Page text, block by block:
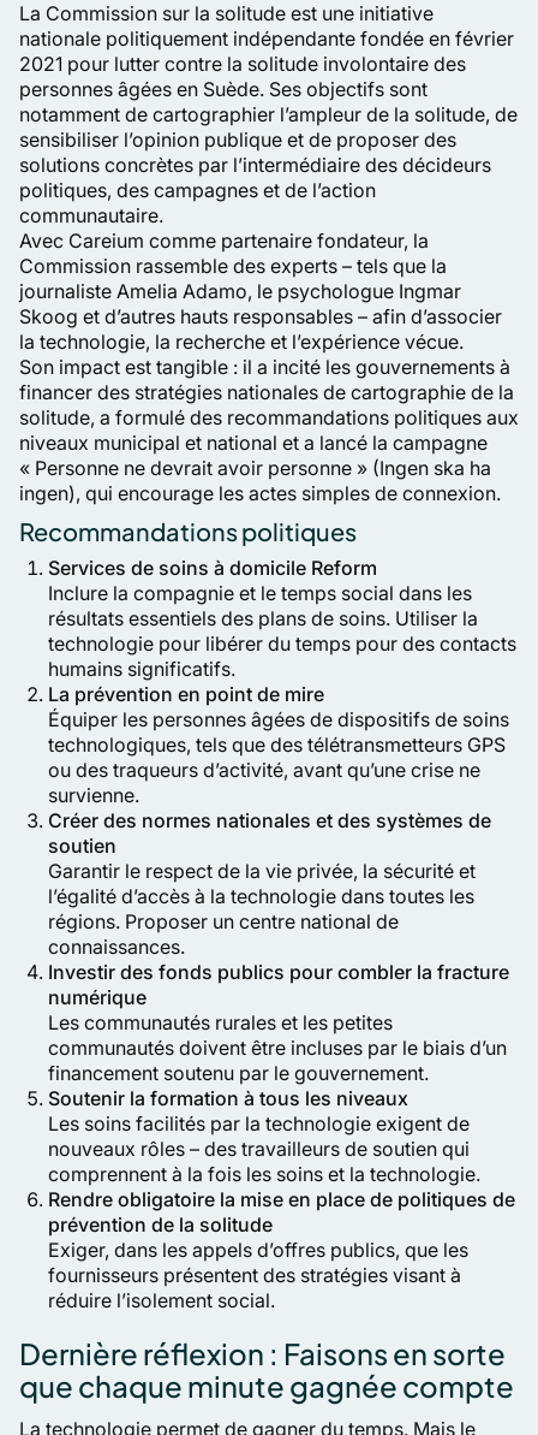
La Commission sur la solitude est une initiative
nationale politiquement indépendante fondée en février
2021 pour lutter contre la solitude involontaire des
personnes âgées en Suède. Ses objectifs sont
notamment de cartographier l’ampleur de la solitude, de
sensibiliser l’opinion publique et de proposer des
solutions concrètes par l’intermédiaire des décideurs
politiques, des campagnes et de l’action
communautaire.
Avec Careium comme partenaire fondateur, la
Commission rassemble des experts – tels que la
journaliste Amelia Adamo, le psychologue Ingmar
Skoog et d’autres hauts responsables – afin d’associer
la technologie, la recherche et l’expérience vécue.
Son impact est tangible : il a incité les gouvernements à
financer des stratégies nationales de cartographie de la
solitude, a formulé des recommandations politiques aux
niveaux municipal et national et a lancé la campagne
« Personne ne devrait avoir personne » (Ingen ska ha
ingen), qui encourage les actes simples de connexion.
Recommandations politiques
Services de soins à domicile Reform
Inclure la compagnie et le temps social dans les
résultats essentiels des plans de soins. Utiliser la
technologie pour libérer du temps pour des contacts
humains significatifs.
La prévention en point de mire
Équiper les personnes âgées de dispositifs de soins
technologiques, tels que des télétransmetteurs GPS
ou des traqueurs d’activité, avant qu’une crise ne
survienne.
Créer des normes nationales et des systèmes de
soutien
Garantir le respect de la vie privée, la sécurité et
l’égalité d’accès à la technologie dans toutes les
régions. Proposer un centre national de
connaissances.
Investir des fonds publics pour combler la fracture
numérique
Les communautés rurales et les petites
communautés doivent être incluses par le biais d’un
financement soutenu par le gouvernement.
Soutenir la formation à tous les niveaux
Les soins facilités par la technologie exigent de
nouveaux rôles – des travailleurs de soutien qui
comprennent à la fois les soins et la technologie.
Rendre obligatoire la mise en place de politiques de
prévention de la solitude
Exiger, dans les appels d’offres publics, que les
fournisseurs présentent des stratégies visant à
réduire l’isolement social.
Dernière réflexion : Faisons en sorte
que chaque minute gagnée compte
La technologie permet de gagner du temps. Mais le